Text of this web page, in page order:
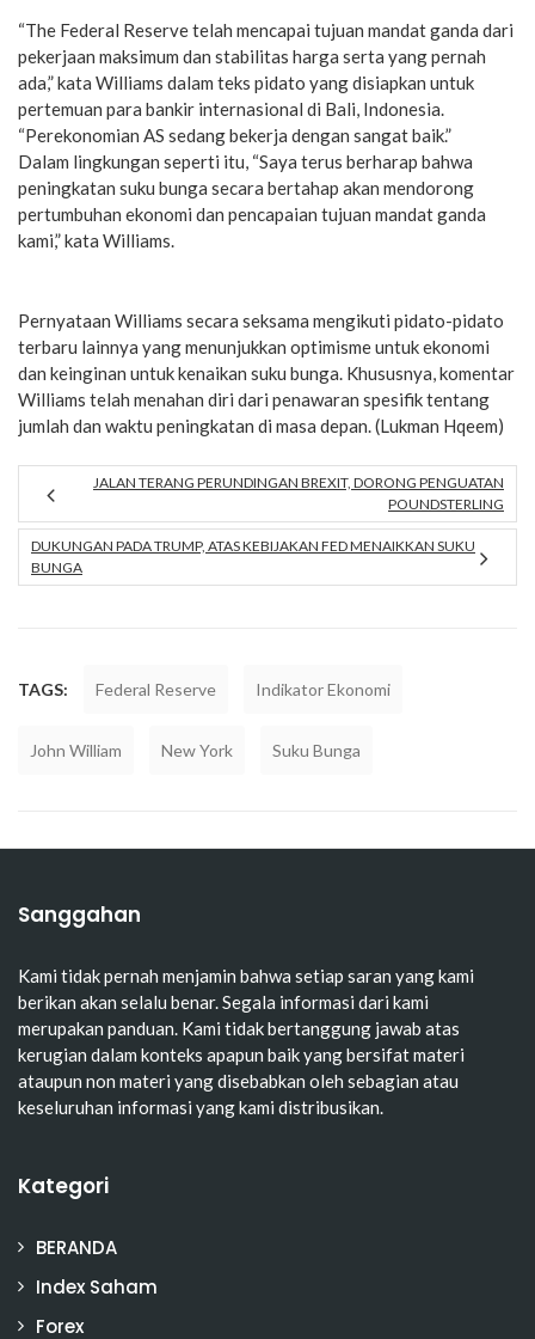
“The Federal Reserve telah mencapai tujuan mandat ganda dari
pekerjaan maksimum dan stabilitas harga serta yang pernah
ada,” kata Williams dalam teks pidato yang disiapkan untuk
pertemuan para bankir internasional di Bali, Indonesia.
“Perekonomian AS sedang bekerja dengan sangat baik.”
Dalam lingkungan seperti itu, “Saya terus berharap bahwa
peningkatan suku bunga secara bertahap akan mendorong
pertumbuhan ekonomi dan pencapaian tujuan mandat ganda
kami,” kata Williams.
Pernyataan Williams secara seksama mengikuti pidato-pidato
terbaru lainnya yang menunjukkan optimisme untuk ekonomi
dan keinginan untuk kenaikan suku bunga. Khususnya, komentar
Williams telah menahan diri dari penawaran spesifik tentang
jumlah dan waktu peningkatan di masa depan. (Lukman Hqeem)
JALAN TERANG PERUNDINGAN BREXIT, DORONG PENGUATAN
POUNDSTERLING
DUKUNGAN PADA TRUMP, ATAS KEBIJAKAN FED MENAIKKAN SUKU
BUNGA
TAGS: Federal Reserve Indikator Ekonomi
John William New York Suku Bunga
Sanggahan
Kami tidak pernah menjamin bahwa setiap saran yang kami
berikan akan selalu benar. Segala informasi dari kami
merupakan panduan. Kami tidak bertanggung jawab atas
kerugian dalam konteks apapun baik yang bersifat materi
ataupun non materi yang disebabkan oleh sebagian atau
keseluruhan informasi yang kami distribusikan.
Kategori
BERANDA
Index Saham
Forex